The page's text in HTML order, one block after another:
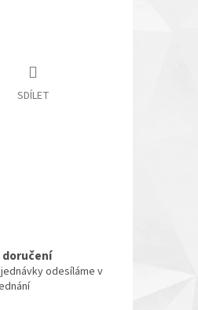
SDÍLET
doručení
odesíláme v